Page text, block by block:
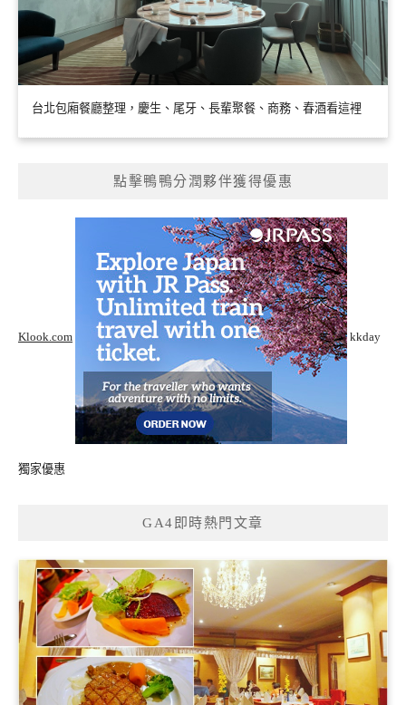
台北包廂餐廳整理，慶生、尾牙、長輩聚餐、商務、春酒看這裡
點擊鴨鴨分潤夥伴獲得優惠
Klook.com kkday
獨家優惠
GA4即時熱門文章